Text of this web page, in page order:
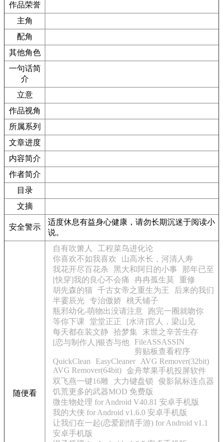
作品荣誉
主角
配角
其他角色
一句话简
介
立意
作品视角
所属系列
文章进度
内容简介
作者简介
目录
文摘
安全警示
适度休息有益身心健康，请勿长期沉迷于阅读小
说。
随便看
自有吹箫人
工程菜鸟进化论
你喜欢不如我喜欢
山高水长，河清人寿
我花开尽百花杀
黑大和阿日的小事
那年已至
[快穿]我的良心不会痛
冉冉孤生莫
重修
胡先森的猫
千古女帝之重生为王
后来的我们
半霎辰光
专治傲娇 桃夭铺子
瓶邪幼化-萌物出没请注意
跑完一圈就吻你
等你下课 堂堂正正
[水浒]官人，梁山见
每天都在装文静 拾梦集
末世之辛苦生存
[恋与制作人]银杏与他
FileASSASSIN
剪贴板查看程序
QuickClean
EasyCleaner
AVG Remover(32bit)
AVG Remover(64bit)
金舟苹果手机投屏软件
双飞燕一键16雕
大力键盘锁
俊影鼠标连点器
饥荒更多的武器MOD 免费版
微生物处理 for Android V40.81 安卓手机版
我的大侠 for Android v1.6.0 安卓手机版
让我们在一起(恋爱剧情手游) for Android v1.1
安卓手机版